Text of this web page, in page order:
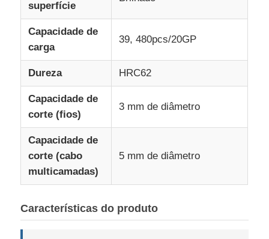
Quem Somos
Fábrica
Controle de Qualidade
Fale Conosco
notícias
superfície
Capacidade de
carga
39, 480pcs/20GP
Dureza HRC62
Capacidade de
corte (fios)
3 mm de diâmetro
Capacidade de
corte (cabo
multicamadas)
5 mm de diâmetro
Características do produto